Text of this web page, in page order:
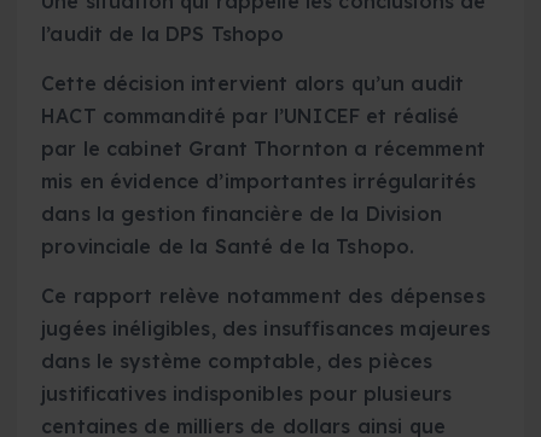
l’audit de la DPS Tshopo
Cette décision intervient alors qu’un audit
HACT commandité par l’UNICEF et réalisé
par le cabinet Grant Thornton a récemment
mis en évidence d’importantes irrégularités
dans la gestion financière de la Division
provinciale de la Santé de la Tshopo.
Ce rapport relève notamment des dépenses
jugées inéligibles, des insuffisances majeures
dans le système comptable, des pièces
justificatives indisponibles pour plusieurs
centaines de milliers de dollars ainsi que